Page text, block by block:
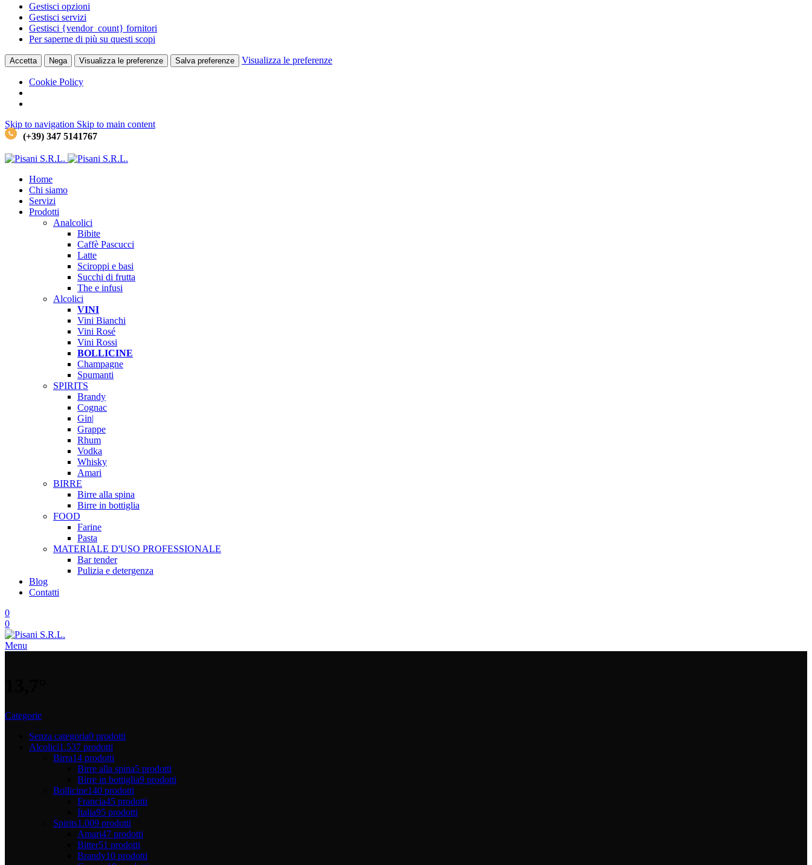
Gestisci opzioni
Gestisci servizi
Gestisci {vendor_count} fornitori
Per saperne di più su questi scopi
Accetta Nega Visualizza le preferenze Salva preferenze Visualizza le preferenze
Cookie Policy
Skip to navigation Skip to main content
(+39) 347 5141767
Home
Chi siamo
Servizi
Prodotti
Analcolici
Bibite
Caffè Pascucci
Latte
Sciroppi e basi
Succhi di frutta
The e infusi
Alcolici
VINI
Vini Bianchi
Vini Rosé
Vini Rossi
BOLLICINE
Champagne
Spumanti
SPIRITS
Brandy
Cognac
Gin|
Grappe
Rhum
Vodka
Whisky
Amari
BIRRE
Birre alla spina
Birre in bottiglia
FOOD
Farine
Pasta
MATERIALE D'USO PROFESSIONALE
Bar tender
Pulizia e detergenza
Blog
Contatti
0
0
Menu
Categorie
Senza categoria0 prodotti
Alcolici1.537 prodotti
Birra14 prodotti
Birre alla spina5 prodotti
Birre in bottiglia9 prodotti
Bollicine140 prodotti
Francia45 prodotti
Italia95 prodotti
Spirits1.009 prodotti
Amari47 prodotti
Bitter51 prodotti
Brandy10 prodotti